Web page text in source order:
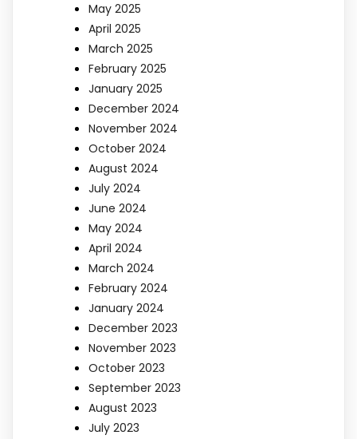
May 2025
April 2025
March 2025
February 2025
January 2025
December 2024
November 2024
October 2024
August 2024
July 2024
June 2024
May 2024
April 2024
March 2024
February 2024
January 2024
December 2023
November 2023
October 2023
September 2023
August 2023
July 2023